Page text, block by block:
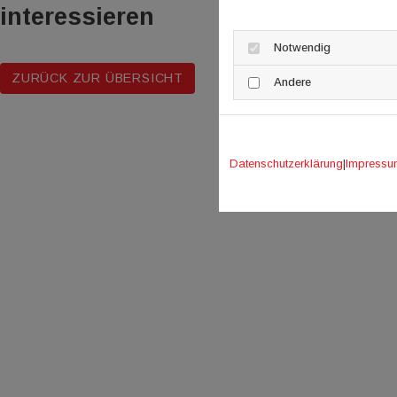
interessieren
ZURÜCK ZUR ÜBERSICHT
Notwendig
Andere
Datenschutzerklärung|